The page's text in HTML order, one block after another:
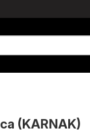
(KARNAK)